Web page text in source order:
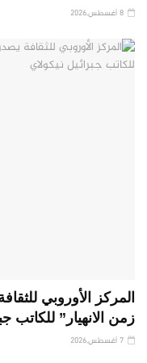
المركز الأوروبي
زمن الانهيار” للكاتب